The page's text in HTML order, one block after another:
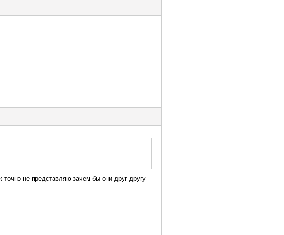
не представляю зачем бы они друг другу